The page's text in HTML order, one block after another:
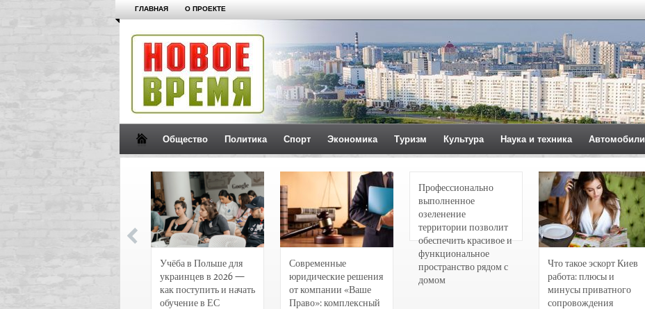
ГЛАВНАЯ О ПРОЕКТЕ
Общество Политика Спорт Экономика Туризм Культура Наука и техника Автомобили
Учёба в Польше для
украинцев в 2026 —
как поступить и начать
обучение в ЕС
Современные
юридические решения
от компании «Ваше
Право»: комплексный
Профессионально
выполненное
озеленение
территории позволит
обеспечить красивое и
функциональное
пространство рядом с
домом
Что такое эскорт Киев
работа: плюсы и
минусы приватного
сопровождения